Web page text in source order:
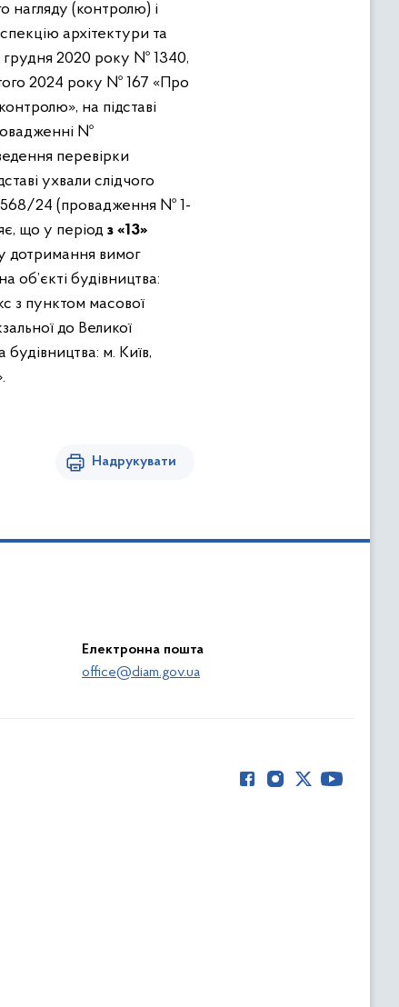
нагляду (контролю) і
архітектури та
грудня 2020 року № 1340,
2024 року № 167 «Про
на підставі
№
перевірки
ухвали слідчого
568/24 (провадження № 1-
що у період з «13»
дотримання вимог
об’єкті будівництва:
з пунктом масової
до Великої
будівництва: м. Київ,
Надрукувати
Електронна пошта
office@diam.gov.ua